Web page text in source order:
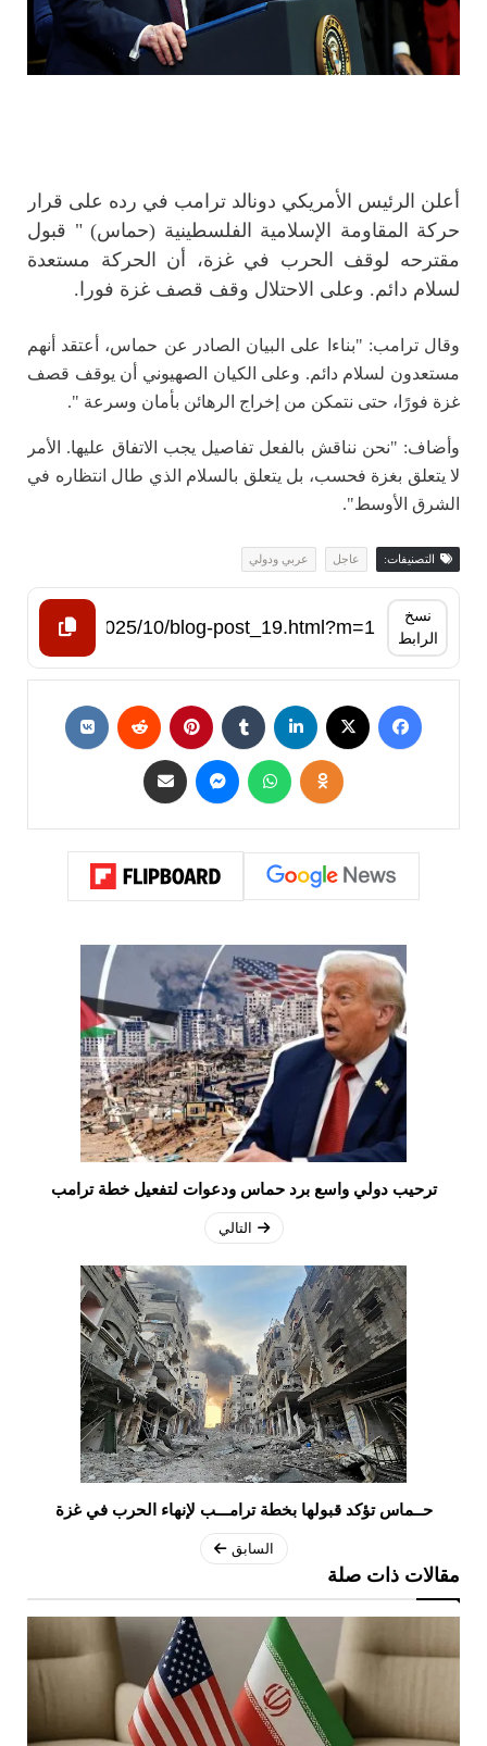
أعلن الرئيس الأمريكي دونالد ترامب في رده على قرار
حركة المقاومة الإسلامية الفلسطينية (حماس) " قبول
مقترحه لوقف الحرب في غزة، أن الحركة مستعدة
لسلام دائم. وعلى الاحتلال وقف قصف غزة فورا.
وقال ترامب: "بناءا على البيان الصادر عن حماس، أعتقد أنهم
مستعدون لسلام دائم. وعلى الكيان الصهيوني أن يوقف قصف
غزة فورًا، حتى نتمكن من إخراج الرهائن بأمان وسرعة ".
وأضاف: "نحن نناقش بالفعل تفاصيل يجب الاتفاق عليها. الأمر
لا يتعلق بغزة فحسب، بل يتعلق بالسلام الذي طال انتظاره في
الشرق الأوسط".
التصنيفات: عاجل عربي ودولي
نسخ
الرابط
ترحيب دولي واسع برد حماس ودعوات لتفعيل خطة ترامب
التالي
حــماس تؤكد قبولها بخطة ترامـــب لإنهاء الحرب في غزة
السابق
مقالات ذات صلة